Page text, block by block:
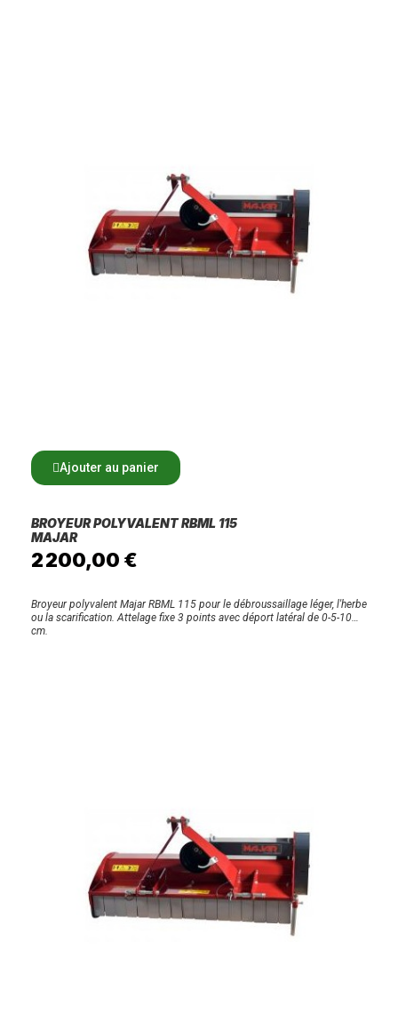
Ajouter au panier
BROYEUR POLYVALENT RBML 115
MAJAR
2 200,00 €
Broyeur polyvalent Majar RBML 115 pour le débroussaillage léger, l'herbe
ou la scarification. Attelage fixe 3 points avec déport latéral de 0-5-10
cm.